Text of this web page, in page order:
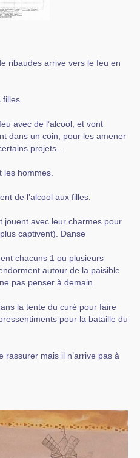
ribaudes arrive vers le feu en
avec de l’alcool, et vont
dans un coin, pour les amener
projets…
hommes.
de l’alcool aux filles.
jouent avec leur charmes pour
captivent). Danse
chacuns 1 ou plusieurs
autour de la paisible
pas penser à demain.
la tente du curé pour faire
pour la bataille du
mais il n’arrive pas à